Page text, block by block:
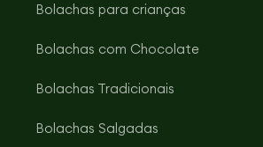
Bolachas para crianças
Bolachas com Chocolate
Bolachas Tradicionais
Bolachas Salgadas